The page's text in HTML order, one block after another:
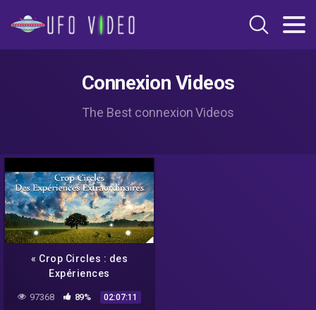
Connexion Videos
The Best connexion Videos
« Crop Circles : des
Expériences
Umberto Molinaro –
97368 89% 02:07:11